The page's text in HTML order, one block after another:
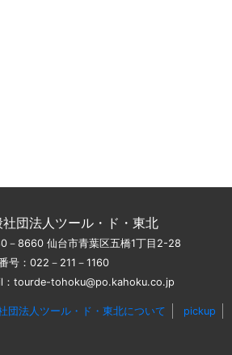
社団法人ツール・ド・東北
－8660 仙台市青葉区五橋1丁目2-28
号：022－211－1160
：tourde-tohoku@po.kahoku.co.jp
団法人ツール・ド・東北について pickup